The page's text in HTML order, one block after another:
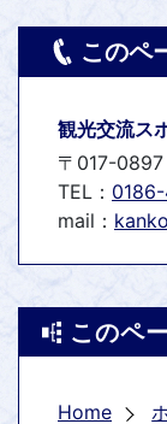
このペ
観光交流ス
〒017-0897
TEL：
mail：
このペ
Home